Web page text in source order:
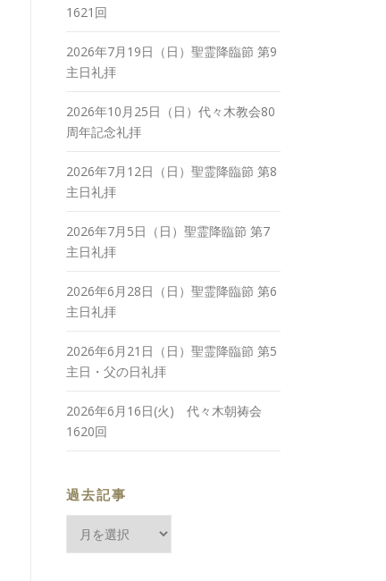
1621回
2026年7月19日（日）聖霊降臨節 第9
主日礼拝
2026年10月25日（日）代々木教会80
周年記念礼拝
2026年7月12日（日）聖霊降臨節 第8
主日礼拝
2026年7月5日（日）聖霊降臨節 第7
主日礼拝
2026年6月28日（日）聖霊降臨節 第6
主日礼拝
2026年6月21日（日）聖霊降臨節 第5
主日・父の日礼拝
2026年6月16日(火) 代々木朝祷会
1620回
過去記事